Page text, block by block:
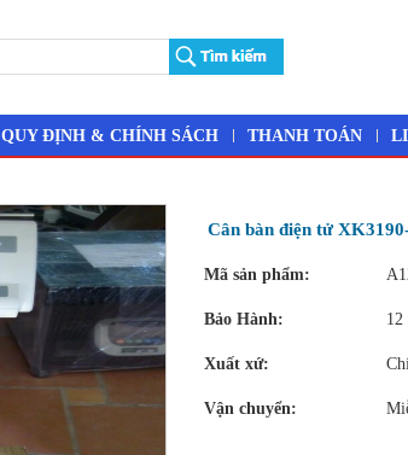
QUY ĐỊNH & CHÍNH SÁCH THANH TOÁN
Cân bàn điện tử
Mã sản phẩm:
Bảo Hành: 12
Xuất xứ:
Vận chuyển: